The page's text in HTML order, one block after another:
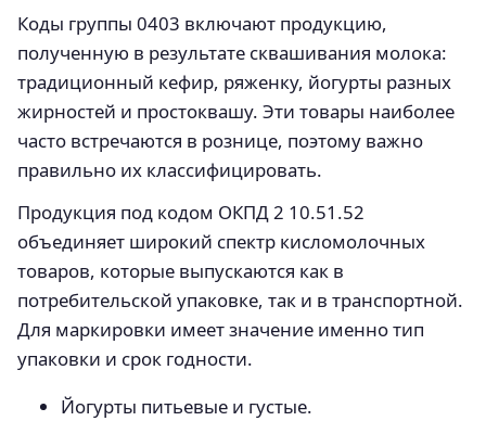
Коды группы 0403 включают продукцию,
полученную в результате сквашивания молока:
традиционный кефир, ряженку, йогурты разных
жирностей и простоквашу. Эти товары наиболее
часто встречаются в рознице, поэтому важно
правильно их классифицировать.
Продукция под кодом ОКПД 2 10.51.52
объединяет широкий спектр кисломолочных
товаров, которые выпускаются как в
потребительской упаковке, так и в транспортной.
Для маркировки имеет значение именно тип
упаковки и срок годности.
Йогурты питьевые и густые.